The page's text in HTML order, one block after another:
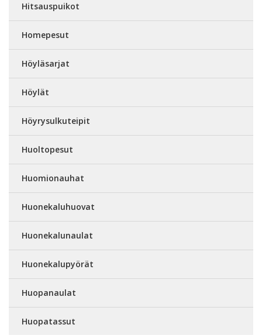
Hitsauspuikot
Homepesut
Höyläsarjat
Höylät
Höyrysulkuteipit
Huoltopesut
Huomionauhat
Huonekaluhuovat
Huonekalunaulat
Huonekalupyörät
Huopanaulat
Huopatassut